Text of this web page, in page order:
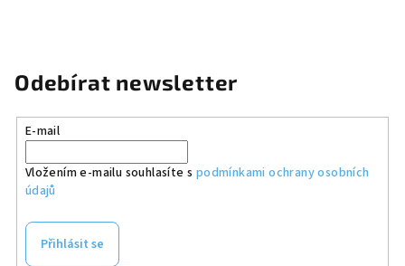
Odebírat newsletter
E-mail
Vložením e-mailu souhlasíte s podmínkami ochrany osobních
údajů
Přihlásit se